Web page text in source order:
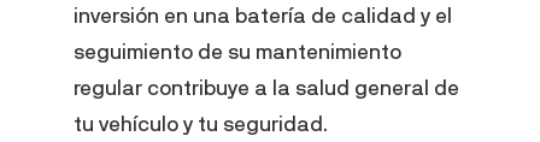
inversión en una batería de calidad y el
seguimiento de su mantenimiento
regular contribuye a la salud general de
tu vehículo y tu seguridad.